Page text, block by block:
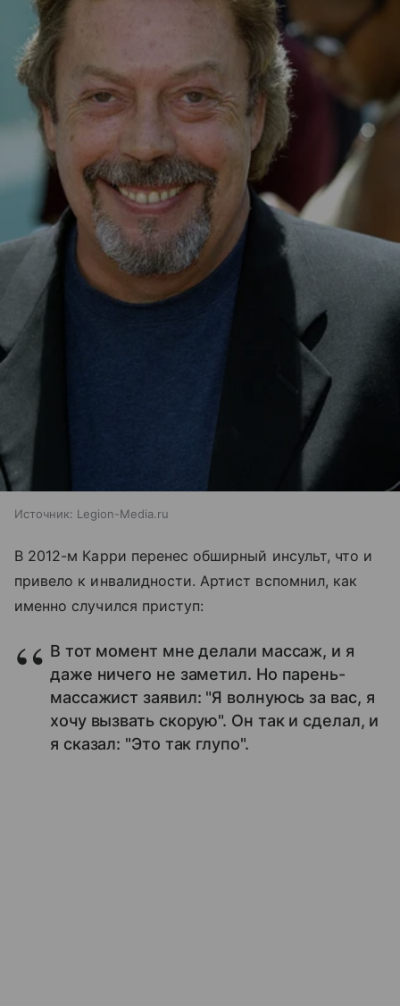
Источник: Legion-Media.ru
В 2012-м Карри перенес обширный инсульт, что и
привело к инвалидности. Артист вспомнил, как
именно случился приступ:
В тот момент мне делали массаж, и я
даже ничего не заметил. Но парень-
массажист заявил: "Я волнуюсь за вас, я
хочу вызвать скорую". Он так и сделал, и
я сказал: "Это так глупо".